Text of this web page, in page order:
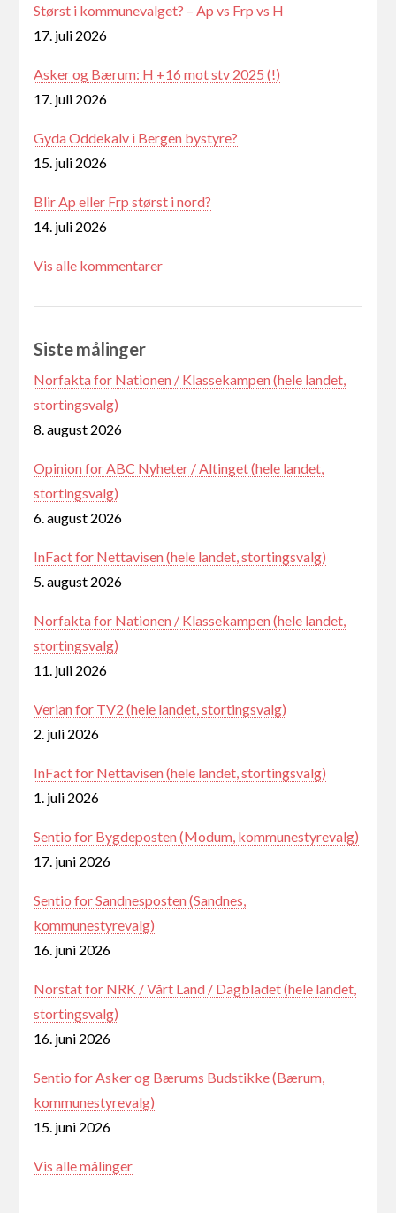
Størst i kommunevalget? – Ap vs Frp vs H
17. juli 2026
Asker og Bærum: H +16 mot stv 2025 (!)
17. juli 2026
Gyda Oddekalv i Bergen bystyre?
15. juli 2026
Blir Ap eller Frp størst i nord?
14. juli 2026
Vis alle kommentarer
Siste målinger
Norfakta for Nationen / Klassekampen (hele landet,
stortingsvalg)
8. august 2026
Opinion for ABC Nyheter / Altinget (hele landet,
stortingsvalg)
6. august 2026
InFact for Nettavisen (hele landet, stortingsvalg)
5. august 2026
Norfakta for Nationen / Klassekampen (hele landet,
stortingsvalg)
11. juli 2026
Verian for TV2 (hele landet, stortingsvalg)
2. juli 2026
InFact for Nettavisen (hele landet, stortingsvalg)
1. juli 2026
Sentio for Bygdeposten (Modum, kommunestyrevalg)
17. juni 2026
Sentio for Sandnesposten (Sandnes,
kommunestyrevalg)
16. juni 2026
Norstat for NRK / Vårt Land / Dagbladet (hele landet,
stortingsvalg)
16. juni 2026
Sentio for Asker og Bærums Budstikke (Bærum,
kommunestyrevalg)
15. juni 2026
Vis alle målinger